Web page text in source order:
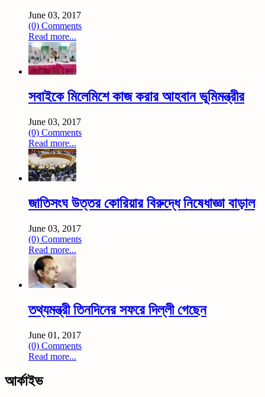
June 03, 2017
(0) Comments
Read more...
সবাইকে মিলেমিশে কাজ করার আহবান ভূমিমন্ত্রীর
June 03, 2017
(0) Comments
Read more...
জাতিসংঘ উত্তর কোরিয়ার বিরুদ্ধে নিষেধাজ্ঞা বাড়াল
June 03, 2017
(0) Comments
Read more...
তথ্যমন্ত্রী তিনদিনের সফরে দিল্লী গেছেন
June 01, 2017
(0) Comments
Read more...
আর্কাইভ